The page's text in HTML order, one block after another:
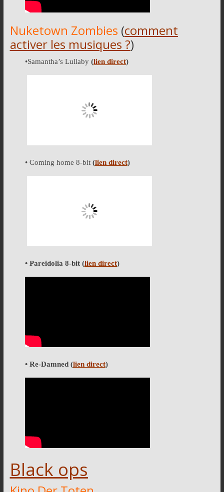
Nuketown Zombies (comment
activer les musiques ?)
•Samantha’s Lullaby(lien direct)
• Coming home 8-bit(lien direct)
• Pareidolia 8-bit(lien direct)
• Re-Damned(lien direct)
Black ops